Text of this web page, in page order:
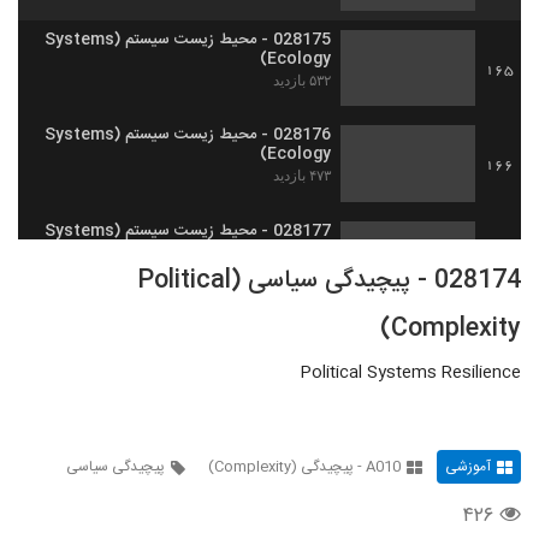
165
028175 - محیط زیست سیستم (Systems
Ecology)
۵۳۲ بازدید
166
028176 - محیط زیست سیستم (Systems
Ecology)
۴۷۳ بازدید
028177 - محیط زیست سیستم (Systems
۴۷۹ بازدید
169
۴۹۸ بازدید
028174 - پیچیدگی سیاسی (Political
Complexity)
Political Systems Resilience
آموزشی A010 - پیچیدگی (Complexity) پیچیدگی سیاسی
۴۲۶